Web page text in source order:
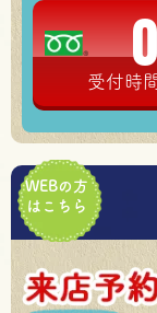
受付時
WEBの方
はこちら